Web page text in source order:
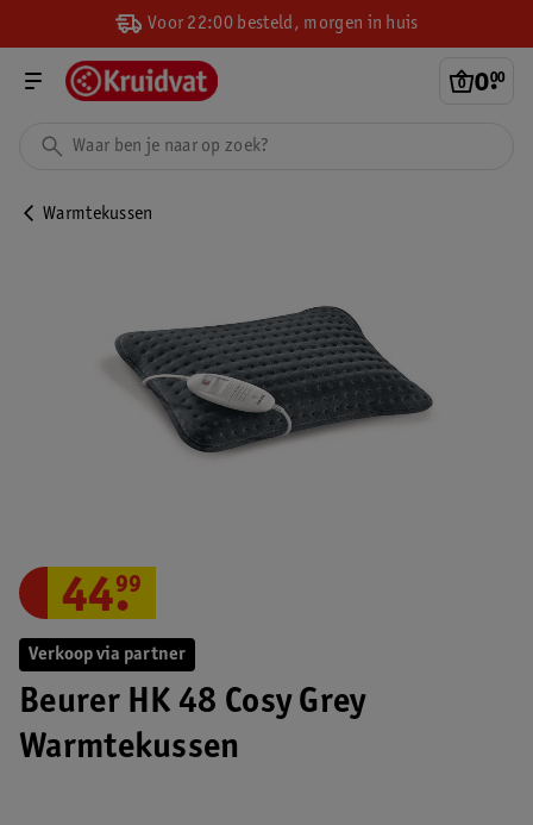
Voor 22:00 besteld, morgen in huis
0.
00
Warmtekussen
Verkoop via partner
Beurer HK 48 Cosy Grey
Warmtekussen
44.
99